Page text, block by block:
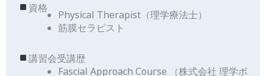
資格
Physical Therapist（理学療法士）
筋膜セラピスト
講習会受講歴
Fascial Approach Course （株式会社 理学ボ